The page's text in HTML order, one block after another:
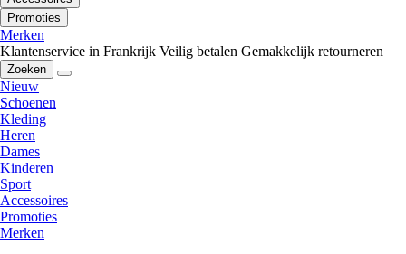
Promoties
Merken
Klantenservice in Frankrijk Veilig betalen Gemakkelijk retourneren
Zoeken
Nieuw
Schoenen
Kleding
Heren
Dames
Kinderen
Sport
Accessoires
Promoties
Merken